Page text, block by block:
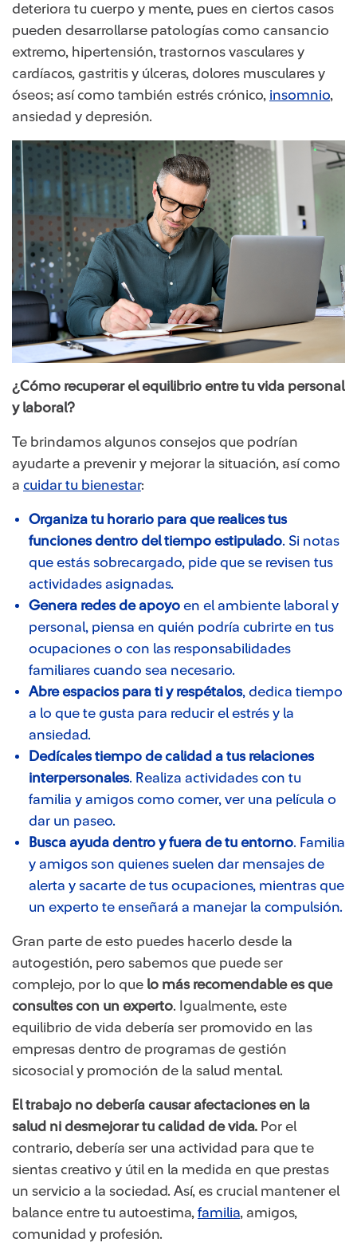
deteriora tu cuerpo y mente, pues en ciertos casos
pueden desarrollarse patologías como cansancio
extremo, hipertensión, trastornos vasculares y
cardíacos, gastritis y úlceras, dolores musculares y
óseos; así como también estrés crónico, insomnio,
ansiedad y depresión.
¿Cómo recuperar el equilibrio entre tu vida personal
y laboral?
Te brindamos algunos consejos que podrían
ayudarte a prevenir y mejorar la situación, así como
a cuidar tu bienestar:
Organiza tu horario para que realices tus
funciones dentro del tiempo estipulado. Si notas
que estás sobrecargado, pide que se revisen tus
actividades asignadas.
Genera redes de apoyo en el ambiente laboral y
personal, piensa en quién podría cubrirte en tus
ocupaciones o con las responsabilidades
familiares cuando sea necesario.
Abre espacios para ti y respétalos, dedica tiempo
a lo que te gusta para reducir el estrés y la
ansiedad.
Dedícales tiempo de calidad a tus relaciones
interpersonales. Realiza actividades con tu
familia y amigos como comer, ver una película o
dar un paseo.
Busca ayuda dentro y fuera de tu entorno. Familia
y amigos son quienes suelen dar mensajes de
alerta y sacarte de tus ocupaciones, mientras que
un experto te enseñará a manejar la compulsión.
Gran parte de esto puedes hacerlo desde la
autogestión, pero sabemos que puede ser
complejo, por lo que lo más recomendable es que
consultes con un experto. Igualmente, este
equilibrio de vida debería ser promovido en las
empresas dentro de programas de gestión
sicosocial y promoción de la salud mental.
El trabajo no debería causar afectaciones en la
salud ni desmejorar tu calidad de vida. Por el
contrario, debería ser una actividad para que te
sientas creativo y útil en la medida en que prestas
un servicio a la sociedad. Así, es crucial mantener el
balance entre tu autoestima, familia, amigos,
comunidad y profesión.